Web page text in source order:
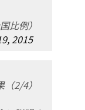
比例）
2015
2/4）